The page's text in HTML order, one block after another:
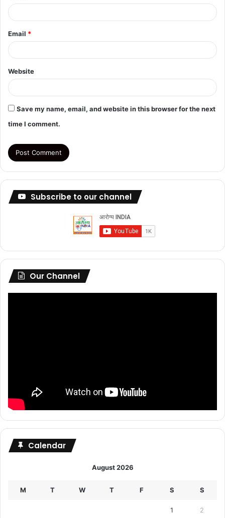
Email *
Website
Save my name, email, and website in this browser for the next
time I comment.
Subscribe to our channel
Our Channel
Calendar
August 2026
M T W T F S S
1 2